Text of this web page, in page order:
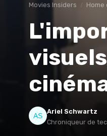
Movies Insiders Home
Ariel Schwartz
Chroniqueur de